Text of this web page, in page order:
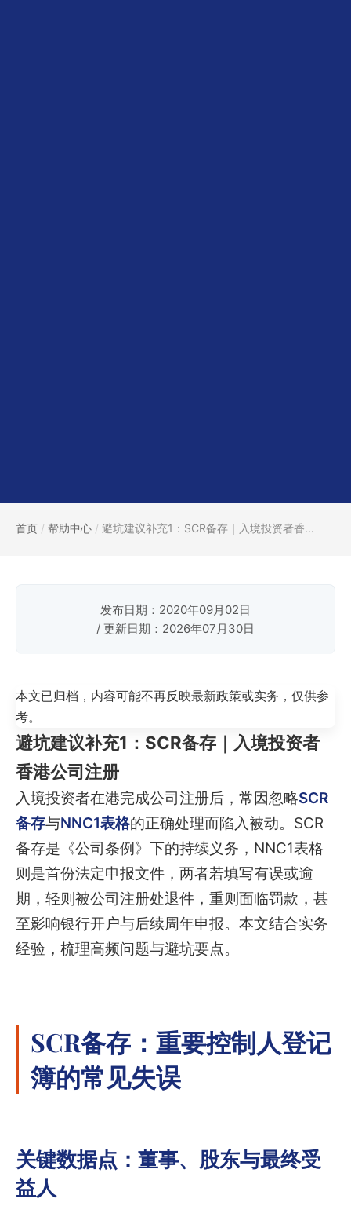
首页 / 帮助中心 / 避坑建议补充1：SCR备存｜入境投资者香...
发布日期：2020年09月02日
/ 更新日期：2026年07月30日
本文已归档，内容可能不再反映最新政策或实务，仅供参
考。
避坑建议补充1：SCR备存｜入境投资者
香港公司注册
入境投资者在港完成公司注册后，常因忽略SCR
备存与NNC1表格的正确处理而陷入被动。SCR
备存是《公司条例》下的持续义务，NNC1表格
则是首份法定申报文件，两者若填写有误或逾
期，轻则被公司注册处退件，重则面临罚款，甚
至影响银行开户与后续周年申报。本文结合实务
经验，梳理高频问题与避坑要点。
SCR备存：重要控制人登记
簿的常见失误
关键数据点：董事、股东与最终受
益人